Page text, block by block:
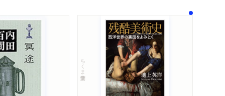
ちくま学芸文庫